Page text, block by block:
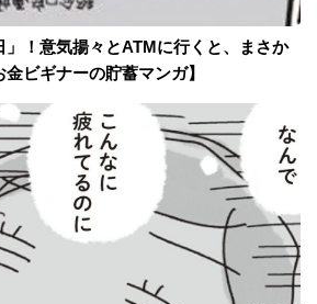
！意気揚々とATMに行くと、まさか
ビギナーの貯蓄マンガ】